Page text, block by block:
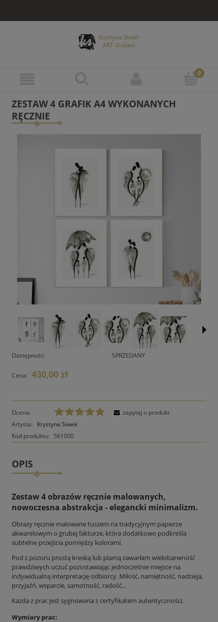
ZESTAW 4 GRAFIK A4 WYKONANYCH
RĘCZNIE
Dostępność: SPRZEDANY
Cena: 430,00 zł
Ocena:
Artysta:
Krystyna Siwek
Kod produktu:
561000
zapytaj o produkt
OPIS
Zestaw 4 obrazów ręcznie malowanych,
nowoczesna abstrakcja - elegancki minimalizm.
Obrazy ręcznie malowane tuszem na tradycyjnym papierze
akwarelowym o grubej fakturze, która dodatkowo podkreśla
subtelne przejścia pomiędzy kolorami.
Pod z pozoru prostą kreską lub plamą zawarłam wielobarwność
prawdziwych uczuć pozostawiając jednocześnie miejsce na
indywidualną interpretację odbiorcy. Miłość, namiętność, nadzieja,
przyjaźń, wsparcie, samotność, radość...
Każda z prac jest sygnowana z certyfikatem autentyczności.
Wymiary prac: